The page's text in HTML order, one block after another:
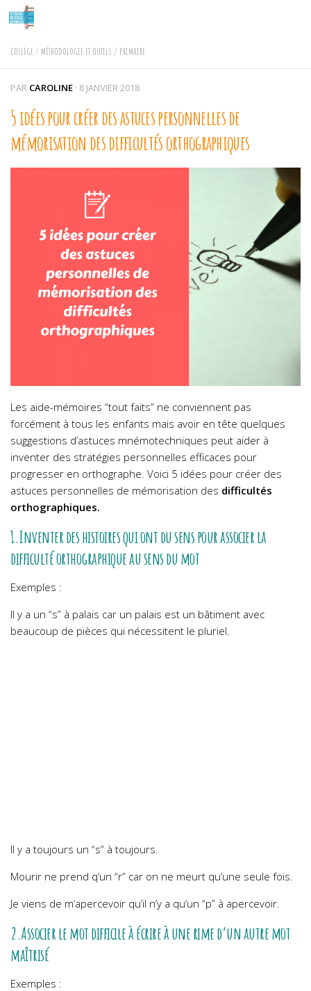
Skip to content
COLLÈGE / MÉTHODOLOGIE ET OUTILS / PRIMAIRE
PAR CAROLINE · 8 JANVIER 2018
5 idées pour créer des astuces personnelles de
mémorisation des difficultés orthographiques
Les aide-mémoires “tout faits” ne conviennent pas
forcément à tous les enfants mais avoir en tête quelques
suggestions d’astuces mnémotechniques peut aider à
inventer des stratégies personnelles efficaces pour
progresser en orthographe. Voici 5 idées pour créer des
astuces personnelles de mémorisation des difficultés
orthographiques.
1.Inventer des histoires qui ont du sens pour associer la
difficulté orthographique au sens du mot
Exemples :
Il y a un “s” à palais car un palais est un bâtiment avec
beaucoup de pièces qui nécessitent le pluriel.
Il y a toujours un “s” à toujours.
Mourir ne prend q’un “r” car on ne meurt qu’une seule fois.
Je viens de m’apercevoir qu’il n’y a qu’un “p” à apercevoir.
2.Associer le mot difficile à écrire à une rime d’un autre mot
maîtrisé
Exemples :